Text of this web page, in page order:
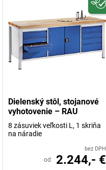
Dielenský stôl, stojanové
vyhotovenie – RAU
8 zásuviek veľkosti L, 1 skriňa
na náradie
bez DPH
od 2.244,- €